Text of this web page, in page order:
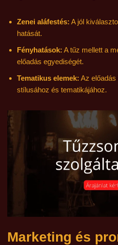
Zenei aláfestés: A jól
hatását.
Fényhatások: A tűz mellett a
előadás egyediségét.
Tematikus elemek: Az
stílusához és tematikájához.
Marketing és